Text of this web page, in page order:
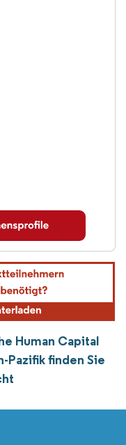
Human Capital
Pazifik finden Sie